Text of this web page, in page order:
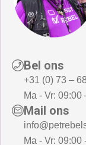
Bel ons
+31 (0) 73 –
Ma - Vr: 09:00
Mail ons
Ma - Vr: 09:00